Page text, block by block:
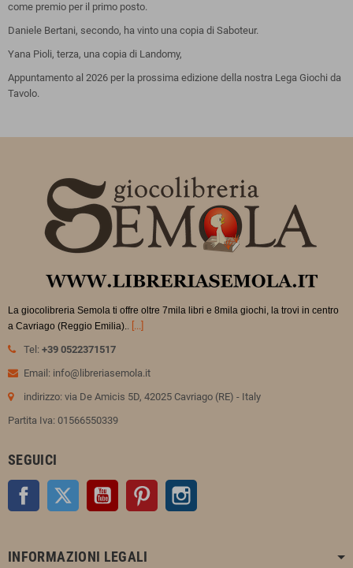
come premio per il primo posto.
Daniele Bertani, secondo, ha vinto una copia di Saboteur.
Yana Pioli, terza, una copia di Landomy,
Appuntamento al 2026 per la prossima edizione della nostra Lega Giochi da
Tavolo.
La giocolibreria Semola ti offre oltre 7mila libri e 8mila giochi, la trovi in centro
a Cavriago (Reggio Emilia).. [...]
Tel: +39 0522371517
Email: info@libreriasemola.it
indirizzo: via De Amicis 5D, 42025 Cavriago (RE) - Italy
Partita Iva: 01566550339
SEGUICI
Facebook Twitter YouTube Pinterest
INFORMAZIONI LEGALI